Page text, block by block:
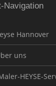
Navigation
Hannover
uns
HEYSE-